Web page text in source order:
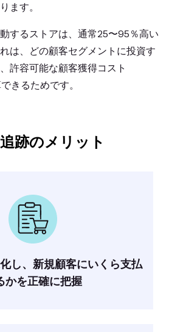
ます。
するストアは、通常25〜95％高い
は、どの顧客セグメントに投資す
許容可能な顧客獲得コスト
きるためです。
跡のメリット
し、新規顧客にいくら支払
かを正確に把握